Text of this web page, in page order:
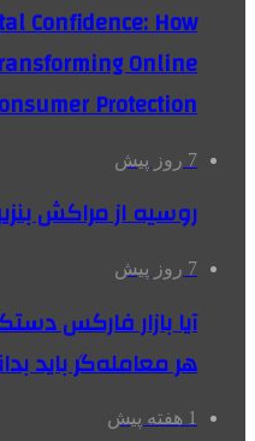
Confidence: How
Online
Protection
7 روز پیش
روسیه از مراکش
7 روز پیش
آیا بازار فارکس
هر معامله‌گر باید
1 هفته پیش